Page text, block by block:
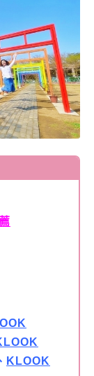
KLOOK